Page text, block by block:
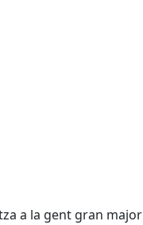
a la gent gran major